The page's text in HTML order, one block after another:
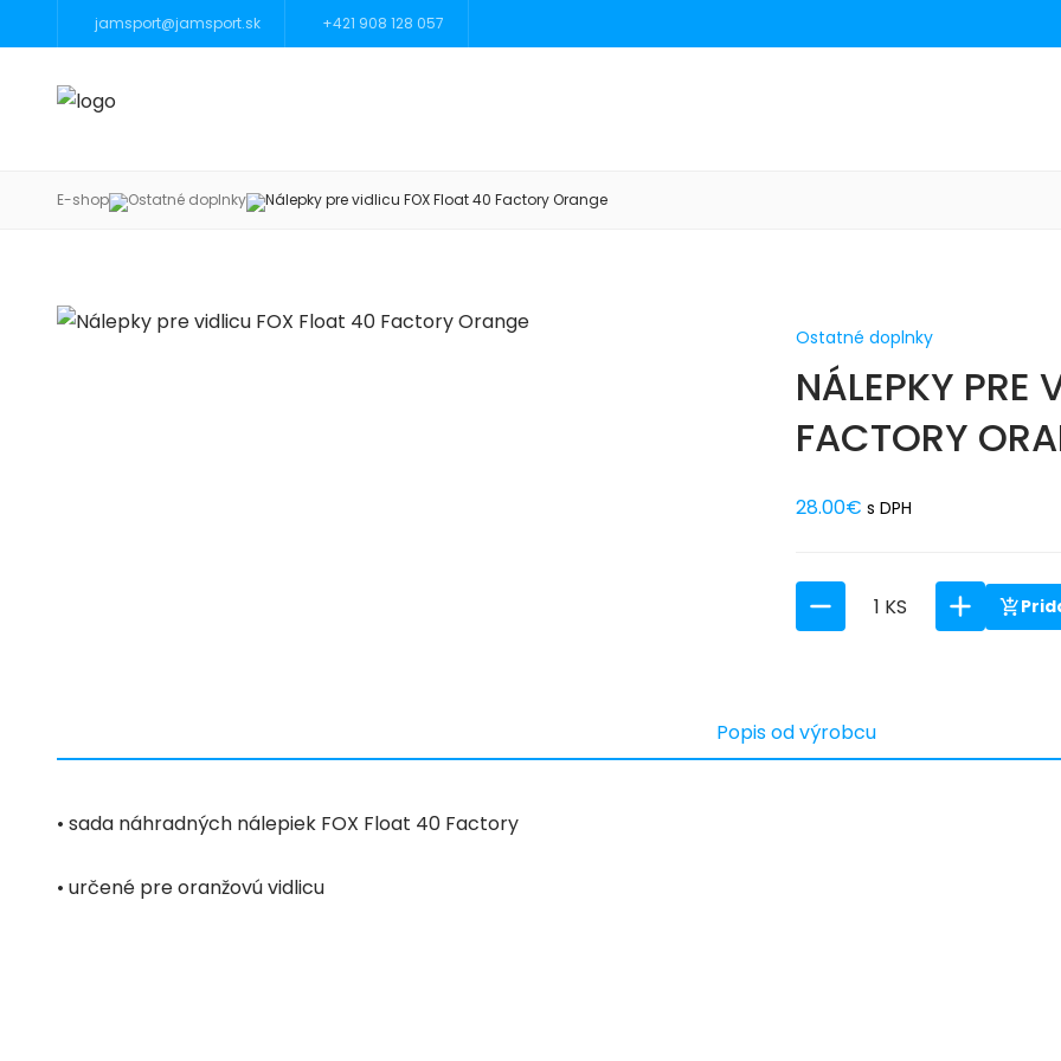
jamsport@jamsport.sk +421 908 128 057
E-shop Ostatné doplnky Nálepky pre vidlicu FOX Float 40 Factory Orange
Ostatné doplnky
NÁLEPKY PRE
FACTORY
28.00€ s DPH
1 KS
Popis od výrobcu
• sada náhradných nálepiek FOX Float 40 Factory
• určené pre oranžovú vidlicu